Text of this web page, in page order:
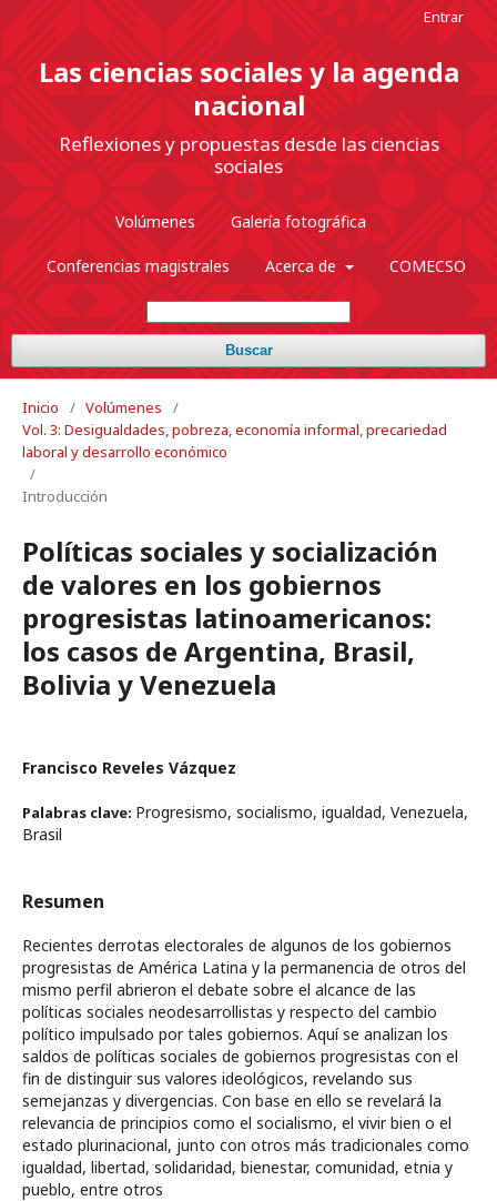
Las ciencias sociales y la agenda
nacional
Reflexiones y propuestas desde las ciencias
sociales
Volúmenes Galería fotográfica
Conferencias magistrales Acerca de COMECSO
Buscar
Entrar
Inicio / Volúmenes
/
Vol. 3: Desigualdades, pobreza, economía informal, precariedad
laboral y desarrollo económico
/
Introducción
Políticas sociales y socialización
de valores en los gobiernos
progresistas latinoamericanos:
los casos de Argentina, Brasil,
Bolivia y Venezuela
Francisco Reveles Vázquez
Palabras clave: Progresismo, socialismo, igualdad, Venezuela,
Brasil
Resumen
Recientes derrotas electorales de algunos de los gobiernos
progresistas de América Latina y la permanencia de otros del
mismo perfil abrieron el debate sobre el alcance de las
políticas sociales neodesarrollistas y respecto del cambio
político impulsado por tales gobiernos. Aquí se analizan los
saldos de políticas sociales de gobiernos progresistas con el
fin de distinguir sus valores ideológicos, revelando sus
semejanzas y divergencias. Con base en ello se revelará la
relevancia de principios como el socialismo, el vivir bien o el
estado plurinacional, junto con otros más tradicionales como
igualdad, libertad, solidaridad, bienestar, comunidad, etnia y
pueblo, entre otros